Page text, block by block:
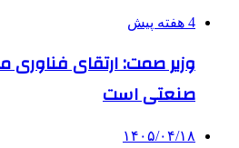
4 هفته پیش
وزیر صمت: ارتقای فناوری
صنعتی است
۱۴۰۵/۰۴/۱۸